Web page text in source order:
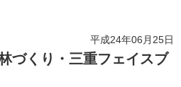
平成24年06月25日
づくり・三重フェイスブ